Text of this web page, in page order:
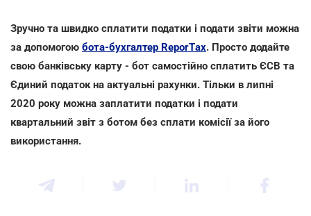
Зручно та швидко сплатити податки і подати звіти можна
за допомогою бота-бухгалтер ReporTах. Просто додайте
свою банківську карту - бот самостійно сплатить ЄСВ та
Єдиний податок на актуальні рахунки. Тільки в липні
2020 року можна заплатити податки і подати
квартальний звіт з ботом без сплати комісії за його
використання.